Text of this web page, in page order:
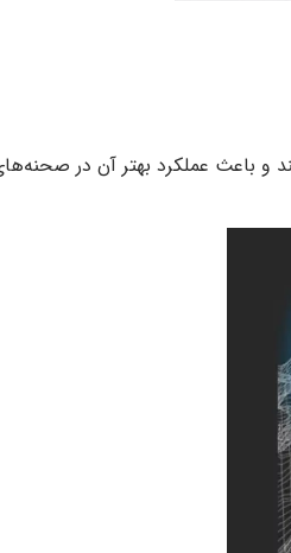
و باعث عملکرد بهتر آن در